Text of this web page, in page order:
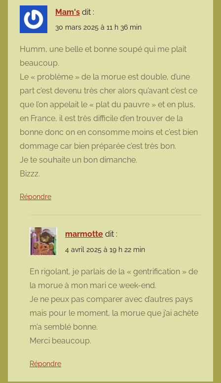
Mam's dit :
30 mars 2025 à 11 h 36 min
Humm, une belle et bonne soupé qui me plait
beaucoup.
Le « problème » de la morue est double, d’une
part c’est devenu très cher alors qu’avant c’est ce
que l’on appelait le « plat du pauvre » et en plus,
en France, il est très difficile d’en trouver de la
bonne donc on en consomme moins et c’est bien
dommage car bien préparée c’est très bon.
Je te souhaite un bon dimanche.
Bizzz.
Répondre
marmotte dit :
4 avril 2025 à 19 h 22 min
En rigolant, je parlais de la « gentrification » de
la morue à mon mari ce week-end.
Je ne peux pas comparer avec d’autres pays
mais pour le moment, la morue que j’ai achète
m’a semblé bonne.
Merci beaucoup.
Répondre